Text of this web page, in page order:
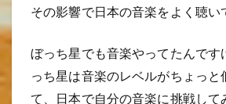
その影響で日本の音楽をよく聴い
ぼっち星でも音楽やってたんです
っち星は音楽のレベルがちょっと
て、日本で自分の音楽に挑戦して